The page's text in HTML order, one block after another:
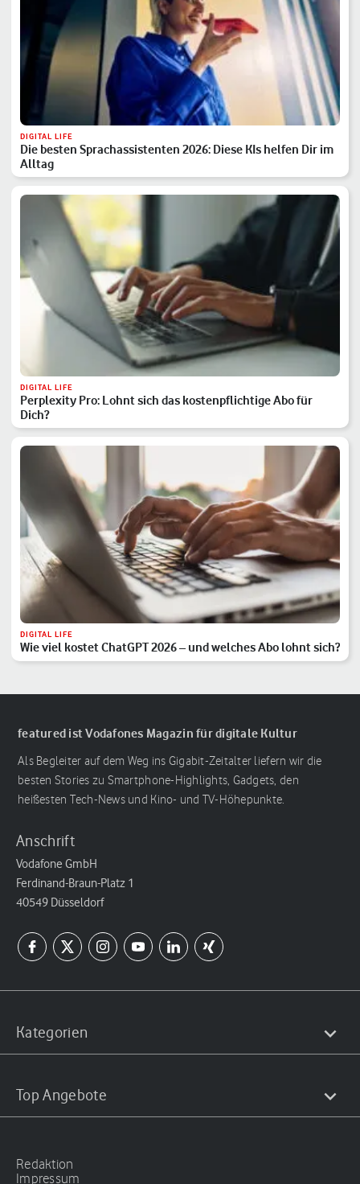
DIGITAL LIFE
Die besten Sprachassistenten 2026: Diese KIs helfen Dir im
Alltag
DIGITAL LIFE
Perplexity Pro: Lohnt sich das kostenpflichtige Abo für
Dich?
DIGITAL LIFE
Wie viel kostet ChatGPT 2026 – und welches Abo lohnt sich?
featured ist Vodafones Magazin für digitale Kultur
Als Begleiter auf dem Weg ins Gigabit-Zeitalter liefern wir die
besten Stories zu Smartphone-Highlights, Gadgets, den
heißesten Tech-News und Kino- und TV-Höhepunkte.
Anschrift
Vodafone GmbH
Ferdinand-Braun-Platz 1
40549 Düsseldorf
Kategorien
Top Angebote
Redaktion
Impressum